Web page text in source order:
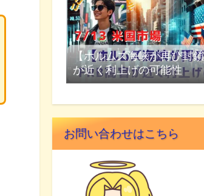
【ホルムズ海峡が再び封
が近く利上げの可能性
お問い合わせはこちら